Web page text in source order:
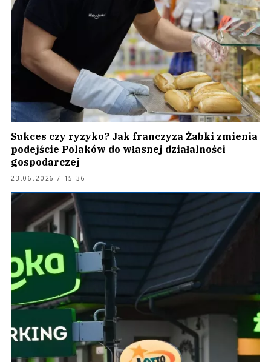
Sukces czy ryzyko? Jak franczyza Żabki zmienia
podejście Polaków do własnej działalności
gospodarczej
23.06.2026 / 15:36